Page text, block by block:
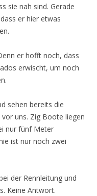
sie nah sind. Gerade
er hier etwas
er hofft noch, dass
erwischt, um noch
sehen bereits die
uns. Zig Boote liegen
nur fünf Meter
ist nur noch zwei
der Rennleitung und
Keine Antwort.